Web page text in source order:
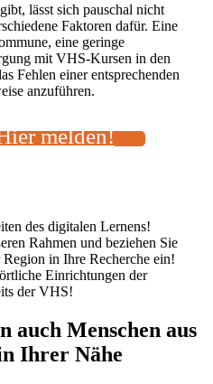
lässt sich pauschal nicht
Faktoren dafür. Eine
eine geringe
mit VHS-Kursen in den
Fehlen einer entsprechenden
anzuführen.
melden!
des digitalen Lernens!
Rahmen und beziehen Sie
in Ihre Recherche ein!
Einrichtungen der
der VHS!
auch Menschen aus
Ihrer Nähe